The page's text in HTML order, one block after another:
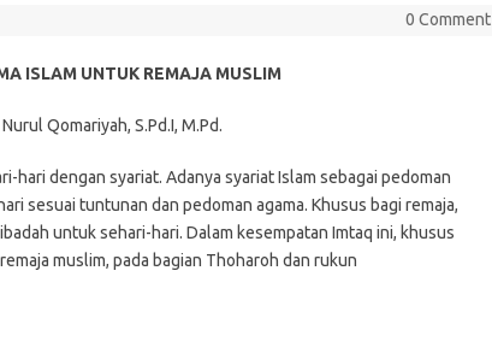
0 Comment
ISLAM UNTUK REMAJA MUSLIM
Qomariyah, S.Pd.I, M.Pd.
hari dengan syariat. Adanya syariat Islam sebagai pedoman
sesuai tuntunan dan pedoman agama. Khusus bagi remaja,
untuk sehari-hari. Dalam kesempatan Imtaq ini, khusus
muslim, pada bagian Thoharoh dan rukun